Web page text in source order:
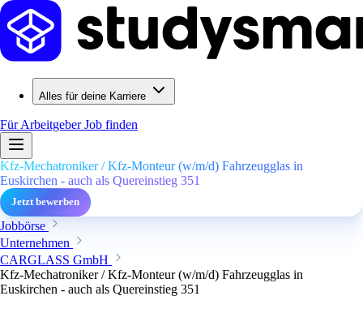
Alles für deine Karriere
Für ArbeitgeberJob finden
Kfz-Mechatroniker / Kfz-Monteur (w/m/d) Fahrzeugglas in
Euskirchen - auch als Quereinstieg 351
Jetzt bewerben
Jobbörse
Unternehmen
CARGLASS GmbH
Kfz-Mechatroniker / Kfz-Monteur (w/m/d) Fahrzeugglas in
Euskirchen - auch als Quereinstieg 351